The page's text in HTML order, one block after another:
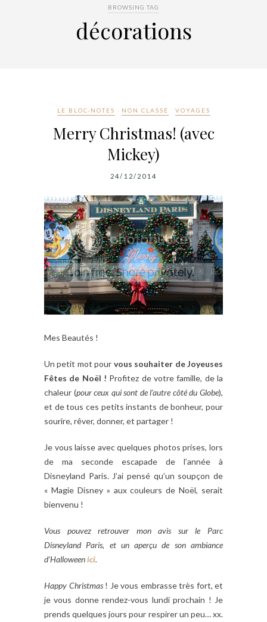
BROWSING TAG
décorations
LE BLOC-NOTES NON CLASSÉ VOYAGES
Merry Christmas! (avec
Mickey)
24/12/2014
Mes Beautés !
Un petit mot pour vous souhaiter de Joyeuses
Fêtes de Noël ! Profitez de votre famille, de la
chaleur (pour ceux qui sont de l’autre côté du Globe),
et de tous ces petits instants de bonheur, pour
sourire, rêver, donner, et partager !
Je vous laisse avec quelques photos prises, lors
de ma seconde escapade de l’année à
Disneyland Paris. J’ai pensé qu’un soupçon de
« Magie Disney » aux couleurs de Noël, serait
bienvenu !
Vous pouvez retrouver mon avis sur le Parc
Disneyland Paris, et un aperçu de son ambiance
d’Halloweenici.
Happy Christmas! Je vous embrasse très fort, et
je vous donne rendez-vous lundi prochain ! Je
prends quelques jours pour respirer un peu… xx.